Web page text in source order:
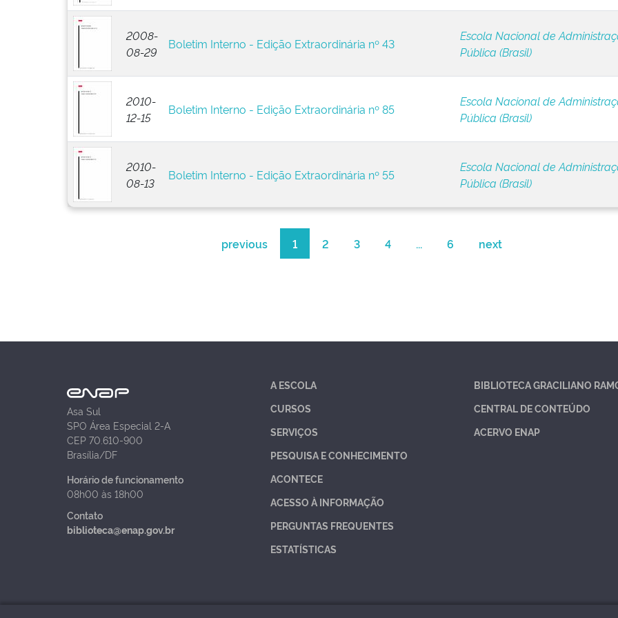
2008-
08-29
Boletim Interno - Edição Extraordinária nº 43
Escola Nacional de
Pública (Brasil)
2010-
12-15
Boletim Interno - Edição Extraordinária nº 85
Escola Nacional de
Pública (Brasil)
2010-
08-13
Boletim Interno - Edição Extraordinária nº 55
Escola Nacional de
Pública (Brasil)
previous 1 2 3 4 ... 6 next
Asa Sul
SPO Área Especial 2-A
CEP 70.610-900
Brasília/DF
Horário de funcionamento
08h00 às 18h00
Contato
biblioteca@enap.gov.br
A ESCOLA
CURSOS
SERVIÇOS
PESQUISA E CONHECIMENTO
ACONTECE
ACESSO À INFORMAÇÃO
PERGUNTAS FREQUENTES
ESTATÍSTICAS
BIBLIOTECA GRACILIANO
CENTRAL DE CONTEÚDO
ACERVO ENAP